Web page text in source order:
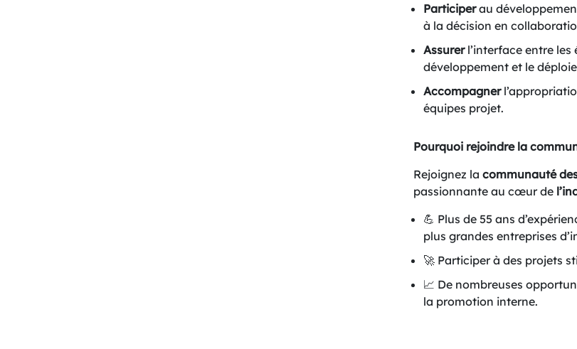
Participerau
à la décision en
Assurer l’interface entre
développement et le
Accompagner
équipes projet.
Pourquoi rejoindre la
Rejoignez la communauté
passionnante au cœur de
💪 Plus de 55 ans
plus grandes entreprises
🚀 Participer à des projets
📈 De nombreuses
la promotion interne.